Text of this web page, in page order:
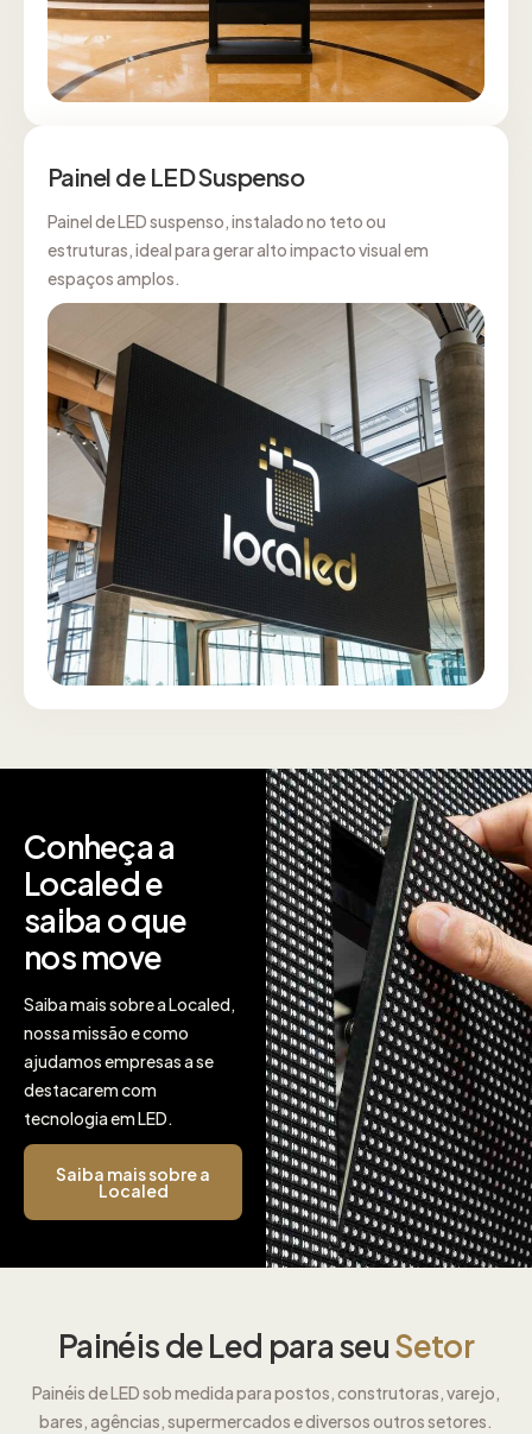
Painel de LED Suspenso
Painel de LED suspenso, instalado no teto ou
estruturas, ideal para gerar alto impacto visual em
espaços amplos.
Conheça a
Localed e
saiba o que
nos move
Saiba mais sobre a Localed,
nossa missão e como
ajudamos empresas a se
destacarem com
tecnologia em LED.
Saiba mais sobre a
Localed
Painéis de Led para seuSetor
Painéis de LED sob medida para postos, construtoras, varejo,
bares, agências, supermercados e diversos outros setores.